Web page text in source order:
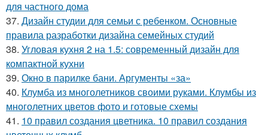
для частного дома
37. Дизайн студии для семьи с ребенком. Основные
правила разработки дизайна семейных студий
38. Угловая кухня 2 на 1.5: современный дизайн для
компактной кухни
39. Окно в парилке бани. Аргументы «за»
40. Клумба из многолетников своими руками. Клумбы из
многолетних цветов фото и готовые схемы
41. 10 правил создания цветника. 10 правил создания